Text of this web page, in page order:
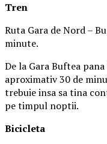
Tren
Ruta Gara de Nord –
minute.
De la Gara Buftea
aproximativ 30 de
trebuie insa sa tina
pe timpul noptii.
Bicicleta